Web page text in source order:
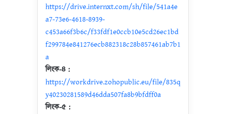
https://drive.internxt.com/sh/file/541a4e
a7-73e6-4618-8939-
c453a66f3b6c/f33fdf1e0ccb10e5cd26ec1bd
f299784e841276ecb882318c28b857461ab7b1
a
লিংক-৪ :
https://workdrive.zohopublic.eu/file/835q
y40230281589d46dda507fa8b9bfdff0a
লিংক-৫ :